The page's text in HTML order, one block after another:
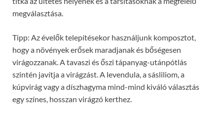
megválasztása.
Tipp: Az évelők telepítésekor használjunk komposztot,
hogy a növények erősek maradjanak és bőségesen
virágozzanak. A tavaszi és őszi tápanyag-utánpótlás
szintén javítja a virágzást. A levendula, a sásliliom, a
kúpvirág vagy a díszhagyma mind-mind kiváló választás
egy színes, hosszan virágzó kerthez.